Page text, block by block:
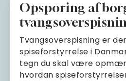
Opsporing af
Tvangsoverspisning er
spiseforstyrrelse i
tegn du skal være
hvordan